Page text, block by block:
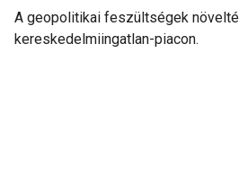
A geopolitikai feszültségek
kereskedelmiingatlan-piacon.